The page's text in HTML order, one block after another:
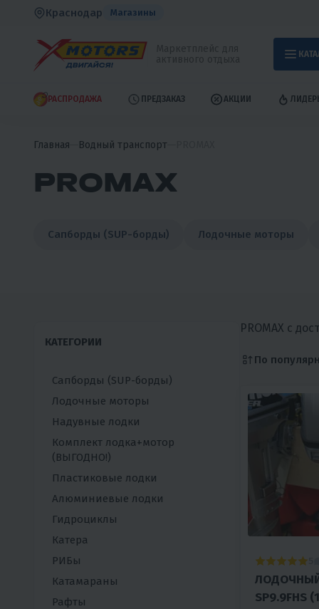
Краснодар Магазины
РАСПРОДАЖА ПРЕДЗАКАЗ АКЦИИ
Главная Водный транспорт
PROMAX
Сапборды (SUP-борды) Лодочные моторы
КАТЕГОРИИ
Сапборды (SUP-борды)
Лодочные моторы
Надувные лодки
Комплект лодка+мотор
(ВЫГОДНО!)
Пластиковые лодки
Алюминиевые лодки
Гидроциклы
Катера
РИБы
Катамараны
Рафты
PROMAX с
По
ЛОДОЧНЫЙ
SP9.9FHS